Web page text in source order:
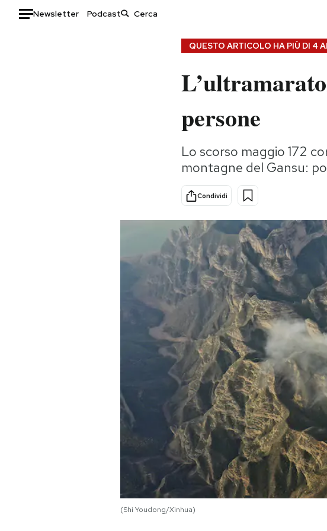
Newsletter Podcast
Consumismi
Storie/Idee
Ok Boomer!
Altrecose
Mondiali calcio 2026
QUESTO ARTICOLO HA PIÙ DI 4
persone
Lo scorso maggio 172
montagne del Gansu:
Condividi
(Shi Youdong/Xinhua)